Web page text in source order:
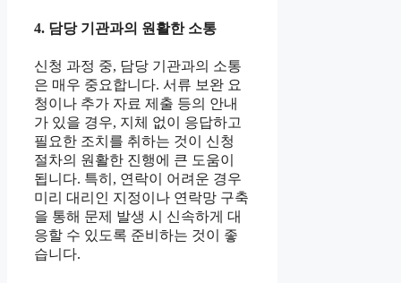
4. 담당 기관과의 원활한 소통
신청 과정 중, 담당 기관과의 소통
은 매우 중요합니다. 서류 보완 요
청이나 추가 자료 제출 등의 안내
가 있을 경우, 지체 없이 응답하고
필요한 조치를 취하는 것이 신청
절차의 원활한 진행에 큰 도움이
됩니다. 특히, 연락이 어려운 경우
미리 대리인 지정이나 연락망 구축
을 통해 문제 발생 시 신속하게 대
응할 수 있도록 준비하는 것이 좋
습니다.